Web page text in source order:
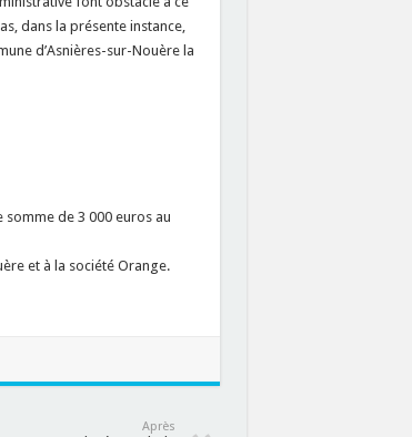
dans la présente instance,
d’Asnières-sur-Nouère la
somme de 3 000 euros au
et à la société Orange.
Après